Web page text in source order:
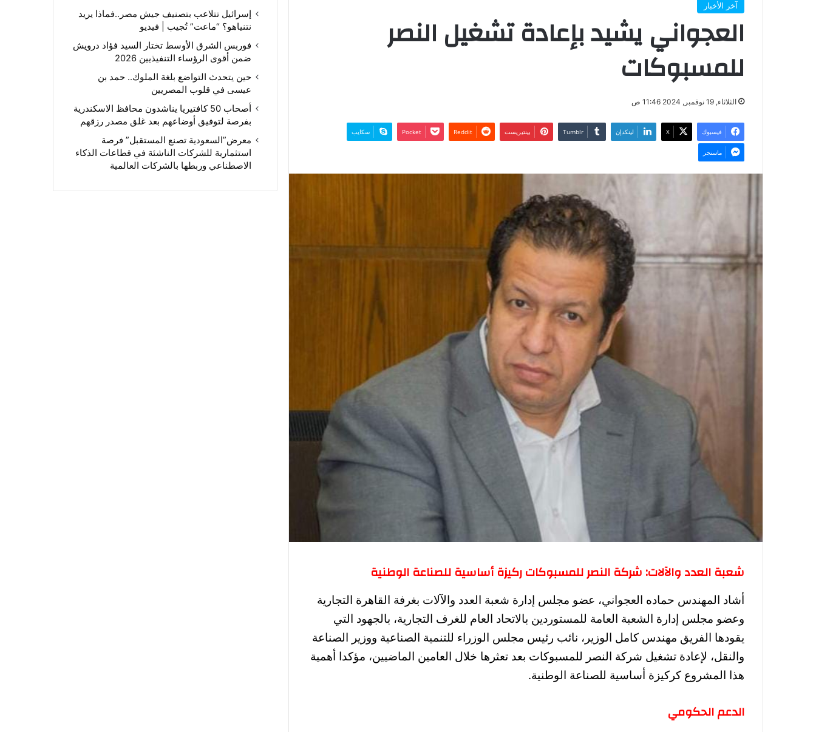
آخر الأخبار
العجواني يشيد بإعادة تشغيل النصر
للمسبوكات
الثلاثاء, 19 نوفمبر, 2024 11:46 ص
فيسبوك ‫X لينكدإن بينتيريست ‫Pocket سكايب
ماسنجر
شعبة العدد والآلات: شركة النصر للمسبوكات ركيزة أساسية للصناعة الوطنية
أشاد المهندس حماده العجواني، عضو مجلس إدارة شعبة العدد والآلات بغرفة القاهرة التجارية
وعضو مجلس إدارة الشعبة العامة للمستوردين بالاتحاد العام للغرف التجارية، بالجهود التي
يقودها الفريق مهندس كامل الوزير، نائب رئيس مجلس الوزراء للتنمية الصناعية ووزير الصناعة
والنقل، لإعادة تشغيل شركة النصر للمسبوكات بعد تعثرها خلال العامين الماضيين، مؤكدا أهمية
هذا المشروع كركيزة أساسية للصناعة الوطنية.
الدعم الحكومي
إسرائيل تتلاعب بتصنيف جيش مصر..فماذا يريد
نتنياهو؟ “ماعت” تُجيب | فيديو
فوربس الشرق الأوسط تختار السيد فؤاد درويش
ضمن أقوى الرؤساء التنفيذيين 2026
حين يتحدث التواضع بلغة الملوك.. حمد بن
عيسى في قلوب المصريين
أصحاب 50 كافتيريا يناشدون محافظ الاسكندرية
بفرصة لتوفيق أوضاعهم بعد غلق مصدر رزقهم
معرض”السعودية تصنع المستقبل” فرصة
استثمارية للشركات الناشئة في قطاعات الذكاء
الاصطناعي وربطها بالشركات العالمية